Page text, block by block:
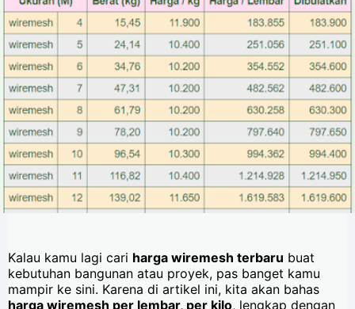
Kalau kamu lagi cari harga wiremesh terbaru buat
kebutuhan bangunan atau proyek, pas banget kamu
mampir ke sini. Karena di artikel ini, kita akan bahas
harga wiremesh per lembar, per kilo, lengkap dengan